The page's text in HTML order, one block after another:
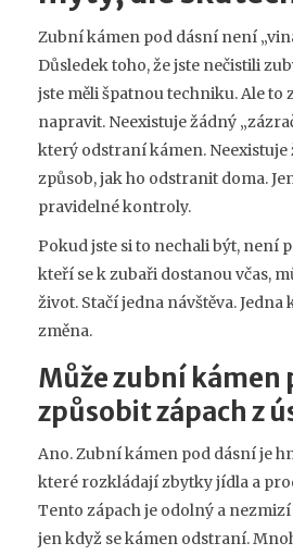
Zubní kámen pod dásní není
Důsledek toho, že jste nečistili
jste měli špatnou techniku. Ale to
napravit. Neexistuje žádný
který odstraní kámen. Neexistuje
způsob, jak ho odstranit doma.
pravidelné kontroly.
Pokud jste si to nechali být, není
kteří se k zubaři dostanou včas,
život. Stačí jedna návštěva. Jedna
změna.
Může zubní kámen
způsobit zápach z
Ano. Zubní kámen pod dásní je
které rozkládají zbytky jídla a
Tento zápach je odolný a
jen když se kámen odstraní.